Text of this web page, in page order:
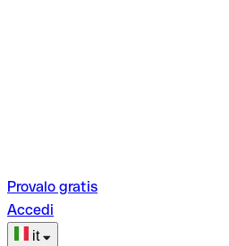
Provalo gratis
Accedi
it